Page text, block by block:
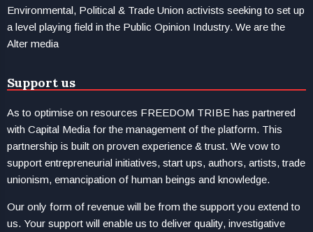
Environmental, Political & Trade Union activists seeking to set up
a level playing field in the Public Opinion Industry. We are the
Alter media
Support us
As to optimise on resources FREEDOM TRIBE has partnered
with Capital Media for the management of the platform. This
partnership is built on proven experience & trust. We vow to
support entrepreneurial initiatives, start ups, authors, artists, trade
unionism, emancipation of human beings and knowledge.
Our only form of revenue will be from the support you extend to
us. Your support will enable us to deliver quality, investigative